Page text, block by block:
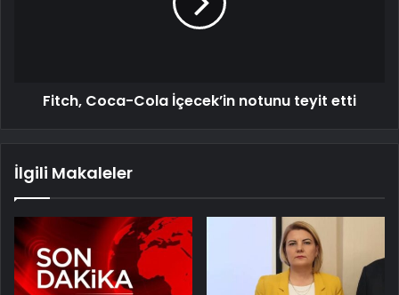
Fitch, Coca-Cola İçecek’in notunu teyit etti
İlgili Makaleler